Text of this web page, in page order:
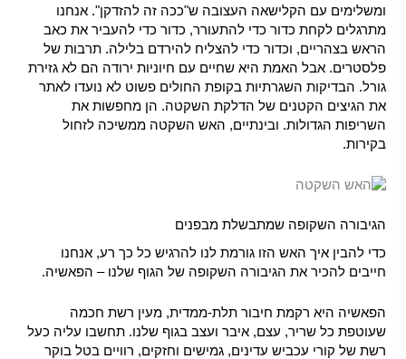
ומשלימים עם הקלישאה העצובה ש"ככה זה להזדקן". אנחנו
מתרגלים לקחת כדור כדי להתעורר, כדור כדי להעביר את כאב
הראש בצהריים, וכדור כדי להצליח להירדם בלילה. תרבות של
פלסטרים. אבל האמת היא שחיים עם חיוניות ירודה הם לא גזירת
גורל. הבדיקות השגרתיות בקופת החולים פשוט לא נועדו לאתר
את הגיצים הקטנים של הדלקת השקטה. הן מחפשות את
השריפות הגדולות. ובינתיים, האש השקטה ממשיכה לזחול
בקירות.
הגיבורה השקופה שמתבשלת מבפנים
כדי להבין איך האש הזו גורמת לנו להרגיש כל כך רע, אנחנו
חייבים להכיר את הגיבורה השקופה של הגוף שלנו – הפאשיה.
הפאשיה היא רקמת חיבור תלת-ממדית, מעין רשת חכמה
שעוטפת כל שריר, עצם, איבר ועצב בגוף שלנו. תחשבו עליה כעל
רשת של קורי עכביש עדינים, גמישים וחזקים, רוויים בטל בוקר